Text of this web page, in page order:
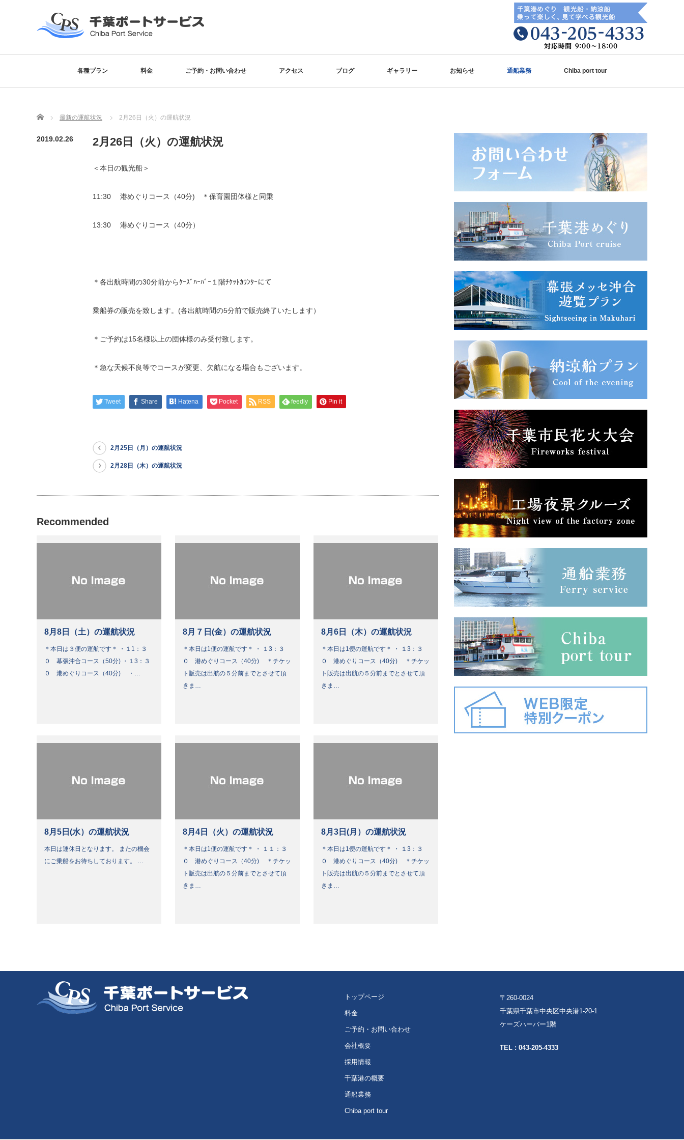
各種プラン 料金 ご予約・お問い合わせ アクセス ブログ ギャラリー お知らせ 通船業務 Chiba port tour
Home 最新の運航状況 2月26日（火）の運航状況
2019.02.26 2月26日（火）の運航状況
＜本日の観光船＞
11:30 港めぐりコース（40分) ＊保育園団体様と同乗
13:30 港めぐりコース（40分）
＊各出航時間の30分前からｹｰｽﾞﾊｰﾊﾞｰ１階ﾁｹｯﾄｶｳﾝﾀｰにて
乗船券の販売を致します。(各出航時間の5分前で販売終了いたします）
＊ご予約は15名様以上の団体様のみ受付致します。
＊急な天候不良等でコースが変更、欠航になる場合もございます。
Tweet Share Hatena Pocket RSS feedly Pin it
2月25日（月）の運航状況
2月28日（木）の運航状況
Recommended
8月8日（土）の運航状況
＊本日は３便の運航です＊ ・１1：３
０ 幕張沖合コース（50分) ・１3：３
０ 港めぐりコース（40分) ・…
8月７日(金）の運航状況
＊本日は1便の運航です＊ ・ １3：３
０ 港めぐりコース（40分) ＊チケッ
ト販売は出航の５分前までとさせて頂
きま…
8月6日（木）の運航状況
＊本日は1便の運航です＊ ・ １3：３
０ 港めぐりコース（40分) ＊チケッ
ト販売は出航の５分前までとさせて頂
きま…
8月5日(水）の運航状況
本日は運休日となります。 またの機会
にご乗船をお待ちしております。 …
8月4日（火）の運航状況
＊本日は1便の運航です＊ ・ １１：３
０ 港めぐりコース（40分) ＊チケッ
ト販売は出航の５分前までとさせて頂
きま…
8月3日(月）の運航状況
＊本日は1便の運航です＊ ・ １3：３
０ 港めぐりコース（40分) ＊チケッ
ト販売は出航の５分前までとさせて頂
きま…
トップページ
料金
ご予約・お問い合わせ
会社概要
採用情報
千葉港の概要
通船業務
Chiba port tour
〒260-0024
千葉県千葉市中央区中央港1-20-1
ケーズハーバー1階
TEL : 043-205-4333